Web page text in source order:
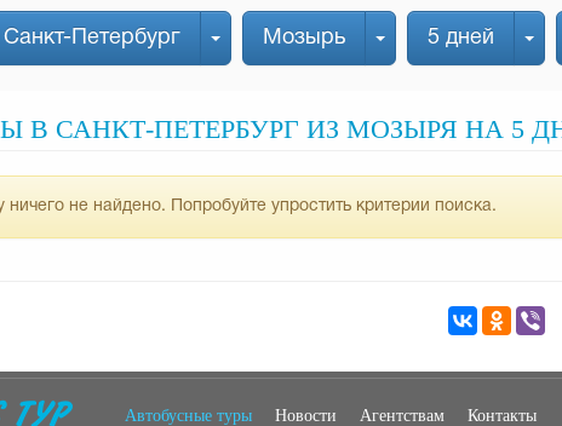
Санкт-Петербург Мозырь 5 дней
В САНКТ-ПЕТЕРБУРГ ИЗ МОЗЫРЯ НА 5
ничего не найдено. Попробуйте упростить критерии поиска.
Автобусные туры Новости Агентствам Контакты